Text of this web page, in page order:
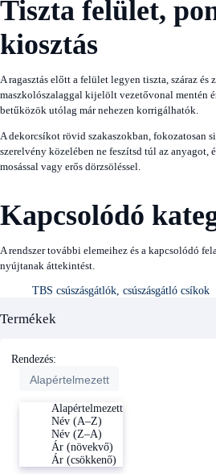
Tiszta felület,
kiosztás
A ragasztás előtt a felület legyen tiszta, száraz és
maszkolószalaggal kijelölt vezetővonal mentén
betűközök utólag már nehezen korrigálhatók.
A dekorcsíkot rövid szakaszokban, fokozatosan
szerelvény közelében ne feszítsd túl az anyagot,
mosással vagy erős dörzsöléssel.
Kapcsolódó
A rendszer további elemeihez és a kapcsolódó
nyújtanak áttekintést.
TBS csúszásgátlók, csúszásgátló csíkok
Termékek
Rendezés:
Alapértelmezett
Alapértelmezett
Név (A–Z)
Név (Z–A)
Ár (növekvő)
Ár (csökkenő)